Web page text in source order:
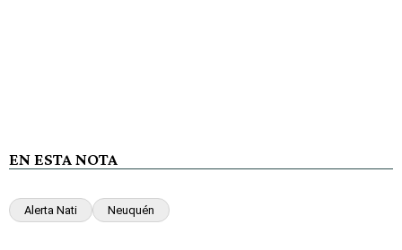
EN ESTA NOTA
Alerta Nati Neuquén